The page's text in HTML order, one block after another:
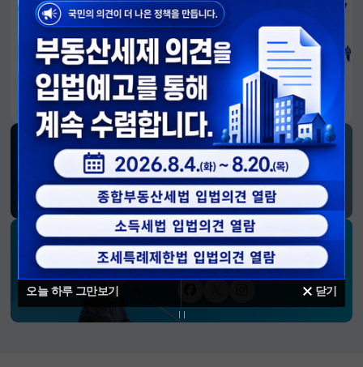
오늘 하루 그만보기 닫기
알림판
국민이 만든 대전환의 길-회복과 도약, 모두의 1년
재정경제부 SNS 소식
블로그페이스북트위터(X)유튜브인스타그램
소통하는 경제 리더 구윤철 장관의
SNS 채널